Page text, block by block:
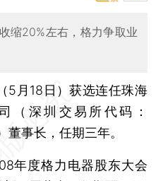
缩20%左右，格力争取业
5月18日）获选连任珠海
（深圳交易所代码：
事长，任期三年。
度格力电器股东大会